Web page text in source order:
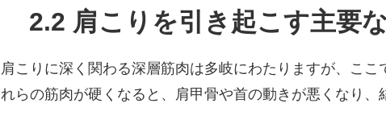
2.2 肩こりを引き起こす主要
肩こりに深く関わる深層筋肉は多岐にわたりますが、こ
れらの筋肉が硬くなると、肩甲骨や首の動きが悪くなり、